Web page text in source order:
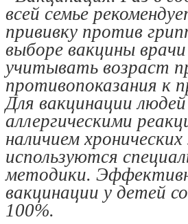
всей семье
прививку против
выборе вакцины
учитывать возраст
противопоказания к
Для вакцинации
аллергическими
наличием хронических
используются
методики.
вакцинации у детей
100%.